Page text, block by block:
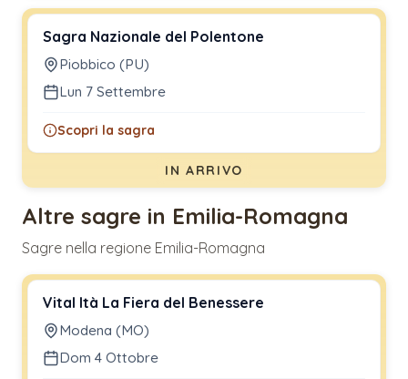
Sagra Nazionale del Polentone
Piobbico (PU)
Lun 7 Settembre
Scopri la sagra
IN ARRIVO
Altre sagre in Emilia-Romagna
Sagre nella regione Emilia-Romagna
Vital Ità La Fiera del Benessere
Modena (MO)
Dom 4 Ottobre